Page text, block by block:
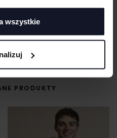
wszystkie
904 144
PRODUKTY